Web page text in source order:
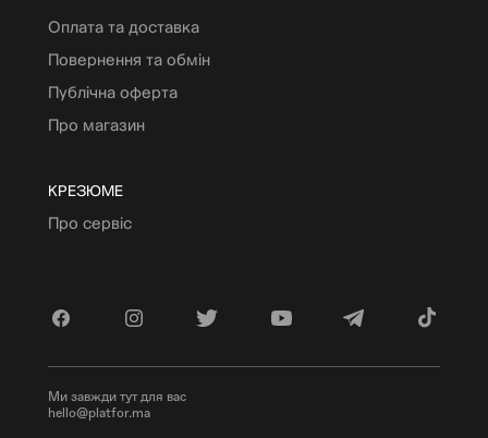
Оплата та доставка
Повернення та обмін
Публічна оферта
Про магазин
КРЕЗЮМЕ
Про сервіс
Ми завжди тут для вас
hello@platfor.ma